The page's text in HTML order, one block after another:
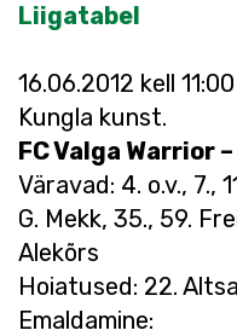
Liigatabel
16.06.2012 kell
Kungla kunst.
FC Valga Warrior
Väravad: 4. o.v., 7.,
G. Mekk, 35., 59.
Alekõrs
Hoiatused: 22.
Emaldamine: